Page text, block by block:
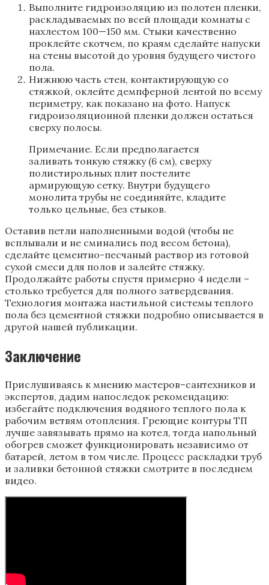
Выполните гидроизоляцию из полотен пленки,
раскладываемых по всей площади комнаты с
нахлестом 100—150 мм. Стыки качественно
проклейте скотчем, по краям сделайте напуски
на стены высотой до уровня будущего чистого
пола.
Нижнюю часть стен, контактирующую со
стяжкой, оклейте демпферной лентой по всему
периметру, как показано на фото. Напуск
гидроизоляционной пленки должен остаться
сверху полосы.
Примечание. Если предполагается
заливать тонкую стяжку (6 см), сверху
полистирольных плит постелите
армирующую сетку. Внутри будущего
монолита трубы не соединяйте, кладите
только цельные, без стыков.
Оставив петли наполненными водой (чтобы не
всплывали и не сминались под весом бетона),
сделайте цементно-песчаный раствор из готовой
сухой смеси для полов и залейте стяжку.
Продолжайте работы спустя примерно 4 недели –
столько требуется для полного затвердевания.
Технология монтажа настильной системы теплого
пола без цементной стяжки подробно описывается в
другой нашей публикации.
Заключение
Прислушиваясь к мнению мастеров–сантехников и
экспертов, дадим напоследок рекомендацию:
избегайте подключения водяного теплого пола к
рабочим ветвям отопления. Греющие контуры ТП
лучше завязывать прямо на котел, тогда напольный
обогрев сможет функционировать независимо от
батарей, летом в том числе. Процесс раскладки труб
и заливки бетонной стяжки смотрите в последнем
видео.